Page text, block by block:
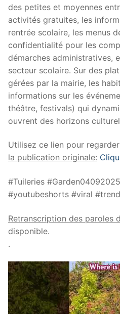
des petites et moyennes
activités gratuites, les
rentrée scolaire, les menus
confidentialité pour les
démarches administratives,
secteur scolaire. Sur des
gérées par la mairie, les
informations sur les
théâtre, festivals) qui
ouvrent des horizons
Utilisez ce lien pour
la publication originale:
#Tuileries
#youtubeshorts #viral
Retranscription des paroles
disponible.
.